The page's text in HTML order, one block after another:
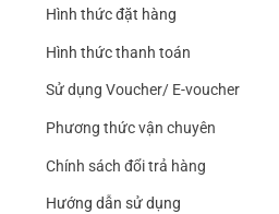
Hình thức đặt hàng
Hình thức thanh toán
Sử dụng Voucher/ E-voucher
Phương thức vận chuyên
Chính sách đổi trả hàng
Hướng dẫn sử dụng